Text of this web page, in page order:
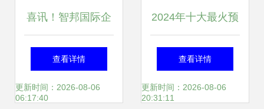
喜讯！智邦国际企
业管理软件荣获
2024年度“中国优
查看详情
更新时间：2026-08-06
06:17:40
2024年十大最火预
制品出海公司一览
谁先占据3亿人的
查看详情
更新时间：2026-08-06
20:31:11